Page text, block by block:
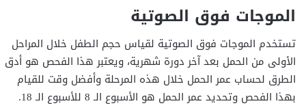
الموجات فوق الصوتية
تستخدم الموجات فوق الصوتية لقياس حجم الطفل خلال المراحل
الأولى من الحمل بعد آخر دورة شهرية، ويعتبر هذا الفحص هو أدق
الطرق لحساب عمر الحمل خلال هذه المرحلة وأفضل وقت للقيام
بهذا الفحص وتحديد عمر الحمل هو الأسبوع الـ 8 للأسبوع الـ 18.